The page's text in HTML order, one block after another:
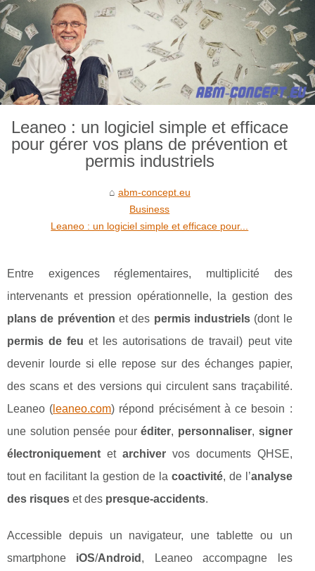
Leaneo : un logiciel simple et efficace
pour gérer vos plans de prévention et
permis industriels
abm-concept.eu
Business
Leaneo : un logiciel simple et efficace pour...
Entre exigences réglementaires, multiplicité des
intervenants et pression opérationnelle, la gestion des
plans de prévention et des permis industriels(dont le
permis de feu et les autorisations de travail) peut vite
devenir lourde si elle repose sur des échanges papier,
des scans et des versions qui circulent sans traçabilité.
Leaneo ( leaneo.com) répond précisément à ce besoin :
une solution pensée pouréditer, personnaliser, signer
électroniquement et archivervos documents QHSE,
tout en facilitant la gestion de la coactivité, de l’analyse
des risques et des presque-accidents.
Accessible depuis un navigateur, une tablette ou un
smartphone iOS/Android , Leaneo accompagne les